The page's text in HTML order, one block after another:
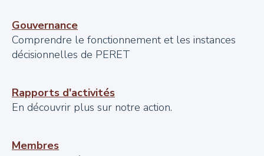
Gouvernance
Comprendre le fonctionnement et les instances
décisionnelles de PERET
Rapports d'activités
En découvrir plus sur notre action.
Membres